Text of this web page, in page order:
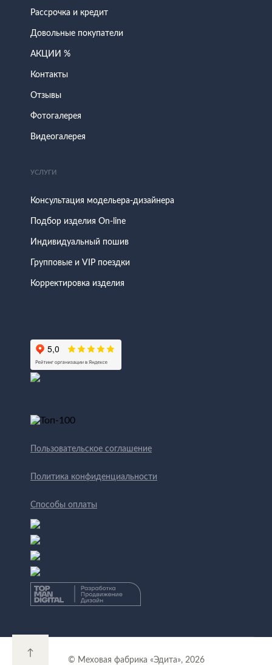
Рассрочка и кредит
Довольные покупатели
АКЦИИ %
Контакты
Отзывы
Фотогалерея
Видеогалерея
УСЛУГИ
Консультация модельера-дизайнера
Подбор изделия On-line
Индивидуальный пошив
Групповые и VIP поездки
Корректировка изделия
Пользовательское соглашение
Политика конфиденциальности
Способы оплаты
© Меховая фабрика «Эдита», 2026
↑